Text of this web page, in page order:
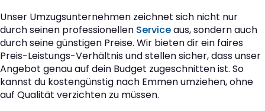
Unser Umzugsunternehmen zeichnet sich nicht nur
durch seinen professionellen Serviceaus, sondern auch
durch seine günstigen Preise. Wir bieten dir ein faires
Preis-Leistungs-Verhältnis und stellen sicher, dass unser
Angebot genau auf dein Budget zugeschnitten ist. So
kannst du kostengünstig nach Emmen umziehen, ohne
auf Qualität verzichten zu müssen.